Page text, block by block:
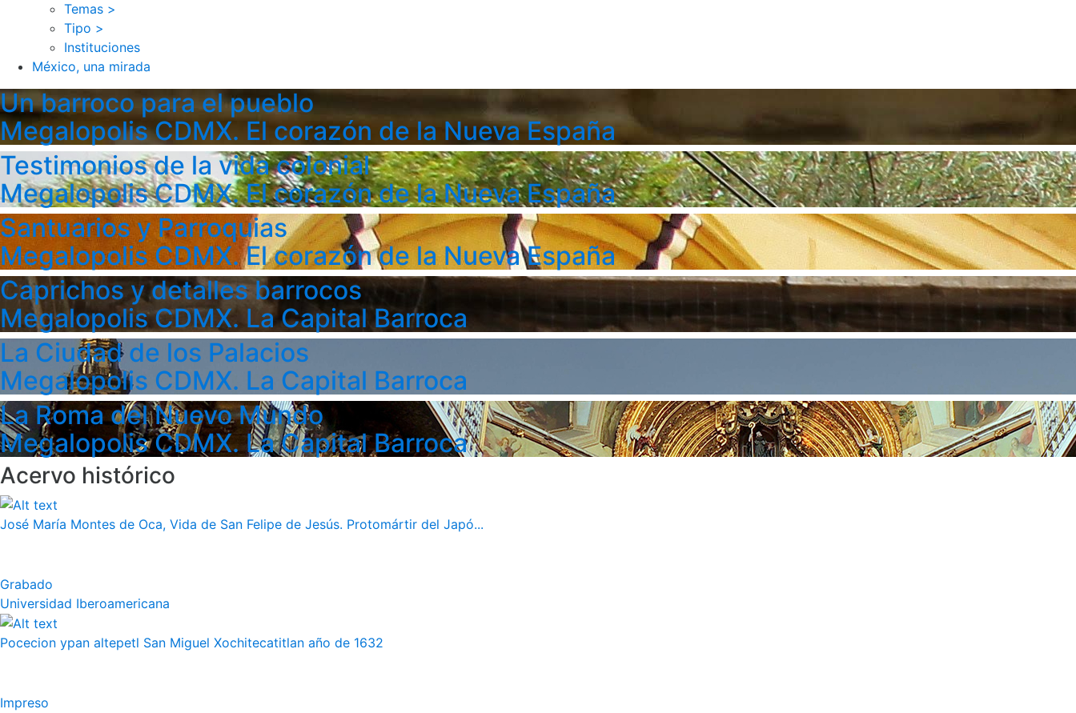
Temas >
Tipo >
Instituciones
México, una mirada
Un barroco para el pueblo
Megalopolis CDMX. El corazón de la Nueva España
Testimonios de la vida colonial
Megalopolis CDMX. El corazón de la Nueva España
Santuarios y Parroquias
Megalopolis CDMX. El corazón de la Nueva España
Caprichos y detalles barrocos
Megalopolis CDMX. La Capital Barroca
La Ciudad de los Palacios
Megalopolis CDMX. La Capital Barroca
La Roma del Nuevo Mundo
Megalopolis CDMX. La Capital Barroca
Acervo histórico
José María Montes de Oca, Vida de San Felipe de Jesús. Protomártir del Japó...
Grabado
Universidad Iberoamericana
Pocecion ypan altepetl San Miguel Xochitecatitlan año de 1632
Impreso